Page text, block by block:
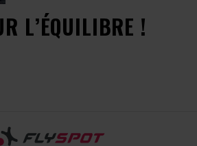
L’ÉQUILIBRE !